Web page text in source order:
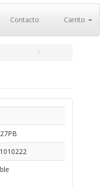
Contacto Carrito